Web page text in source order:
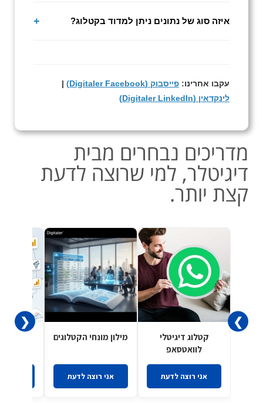
ישירים (WhatsApp Conversion). ניתן להפוך כל
איזה סוג של נתונים ניתן למדוד בקטלוג?
הגיעו.
עקבו אחרינו: פייסבוק (Digitaler Facebook)
|
לינקדאין (Digitaler LinkedIn)
מדריכים נבחרים מבית
דיגיטלר, למי שרוצה לדעת
קצת יותר.
❯
קטלוג דיגיטלי
לוואטסאפ
אני רוצה לדעת
מילון מונחי הקטלוגים
אני רוצה לדעת
❮